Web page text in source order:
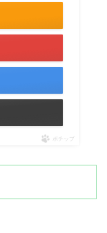
ポチップ